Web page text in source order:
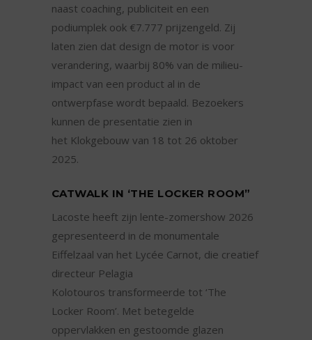
naast coaching, publiciteit en een
podiumplek ook €7.777 prijzengeld. Zij
laten zien dat design de motor is voor
verandering, waarbij 80% van de milieu-
impact van een product al in de
ontwerpfase wordt bepaald. Bezoekers
kunnen de presentatie zien in
het Klokgebouw van 18 tot 26 oktober
2025.
CATWALK IN ‘THE LOCKER ROOM”
Lacoste heeft zijn lente-zomershow 2026
gepresenteerd in de monumentale
Eiffelzaal van het Lycée Carnot, die creatief
directeur Pelagia
Kolotouros transformeerde tot ‘The
Locker Room’. Met betegelde
oppervlakken en gestoomde glazen